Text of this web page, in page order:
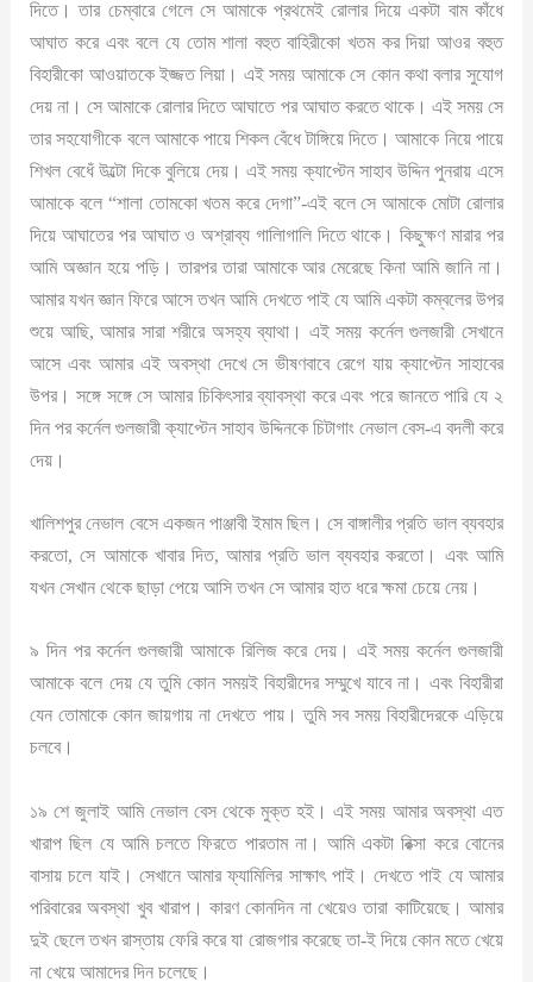
দিতে। তার চেম্বারে গেলে সে আমাকে প্রথমেই রোলার দিয়ে একটা বাম কাঁধে
আঘাত করে এবং বলে যে তোম শালা বহুত বাহিরীকো খতম কর দিয়া আওর বহুত
বিহারীকো আওয়াতকে ইজ্জত লিয়া। এই সময় আমাকে সে কোন কথা বলার সুযোগ
দেয় না। সে আমাকে রোলার দিতে আঘাতে পর আঘাত করতে থাকে। এই সময় সে
তার সহযোগীকে বলে আমাকে পায়ে শিকল বেঁধে টাঙ্গিয়ে দিতে। আমাকে নিয়ে পায়ে
শিখল বেধেঁ উল্টো দিকে বুলিয়ে দেয়। এই সময় ক্যাপ্টেন সাহাব উদ্দিন পুনরায় এসে
আমাকে বলে “শালা তোমকো খতম করে দেগা”-এই বলে সে আমাকে মোটা রোলার
দিয়ে আঘাতের পর আঘাত ও অশ্রাব্য গালিাগালি দিতে থাকে। কিছুক্ষণ মারার পর
আমি অজ্ঞান হয়ে পড়ি। তারপর তারা আমাকে আর মেরেছে কিনা আমি জানি না।
আমার যখন জ্ঞান ফিরে আসে তখন আমি দেখতে পাই যে আমি একটা কম্বলের উপর
শুয়ে আছি, আমার সারা শরীরে অসহ্য ব্যাথা। এই সময় কর্নেল গুলজারী সেখানে
আসে এবং আমার এই অবস্থা দেখে সে ভীষণবাবে রেগে যায় ক্যাপ্টেন সাহাবের
উপর। সঙ্গে সঙ্গে সে আমার চিকিৎসার ব্যাবস্থা করে এবং পরে জানতে পারি যে ২
দিন পর কর্নেল গুলজারী ক্যাপ্টেন সাহাব উদ্দিনকে চিটাগাং নেভাল বেস-এ বদলী করে
দেয়।
খালিশপুর নেভাল বেসে একজন পাঞ্জাবী ইমাম ছিল। সে বাঙ্গালীর প্রতি ভাল ব্যবহার
করতো, সে আমাকে খাবার দিত, আমার প্রতি ভাল ব্যবহার করতো। এবং আমি
যখন সেখান থেকে ছাড়া পেয়ে আসি তখন সে আমার হাত ধরে ক্ষমা চেয়ে নেয়।
৯ দিন পর কর্নেল গুলজারী আমাকে রিলিজ করে দেয়। এই সময় কর্নেল গুলজারী
আমাকে বলে দেয় যে তুমি কোন সময়ই বিহারীদের সম্মুখে যাবে না। এবং বিহারীরা
যেন তোমাকে কোন জায়গায় না দেখতে পায়। তুমি সব সময় বিহারীদেরকে এড়িয়ে
চলবে।
১৯ শে জুলাই আমি নেভাল বেস থেকে মুক্ত হই। এই সময় আমার অবস্থা এত
খারাপ ছিল যে আমি চলতে ফিরতে পারতাম না। আমি একটা রিক্সা করে বোনের
বাসায় চলে যাই। সেখানে আমার ফ্যামিলির সাক্ষাৎ পাই। দেখতে পাই যে আমার
পরিবারের অবস্থা খুব খারাপ। কারণ কোনদিন না খেয়েও তারা কাটিয়েছে। আমার
দুই ছেলে তখন রাস্তায় ফেরি করে যা রোজগার করেছে তা-ই দিয়ে কোন মতে খেয়ে
না খেয়ে আমাদের দিন চলেছে।